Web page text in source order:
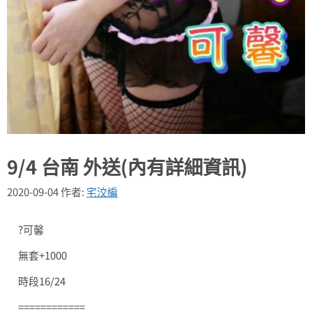
9/4 台南 外送(內有詳細資訊)
2020-09-04作者: 宅洨編
?可馨
無套+1000
時段16/24
============